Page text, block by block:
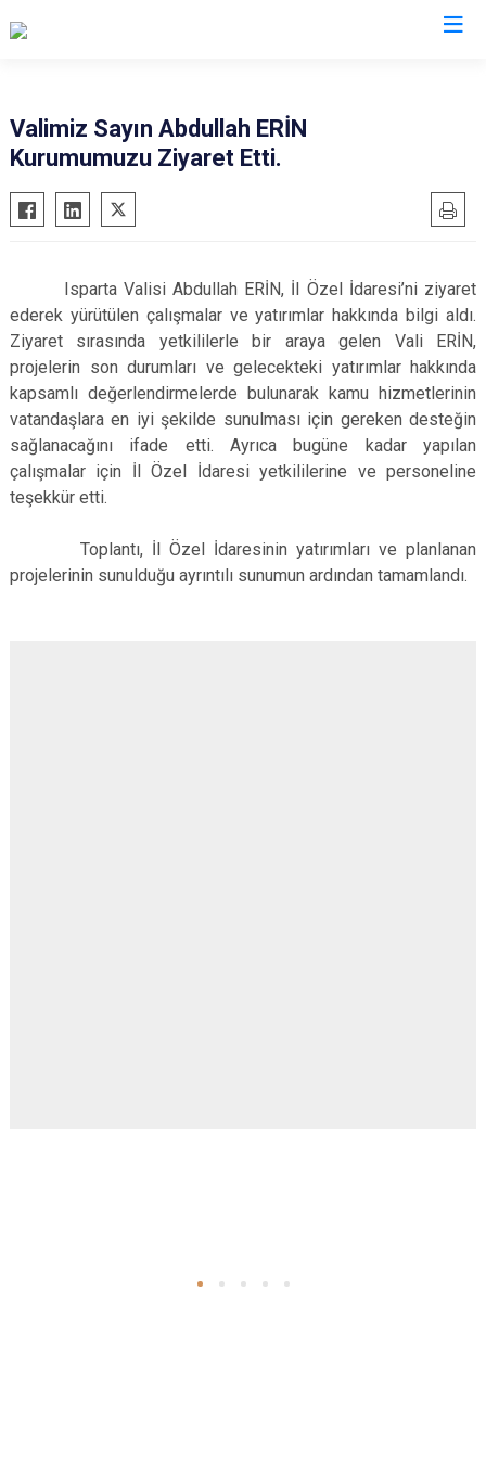
Valimiz Sayın Abdullah ERİN
Kurumumuzu Ziyaret Etti.
Isparta Valisi Abdullah ERİN, İl Özel İdaresi’ni ziyaret
ederek yürütülen çalışmalar ve yatırımlar hakkında bilgi aldı.
Ziyaret sırasında yetkililerle bir araya gelen Vali ERİN,
projelerin son durumları ve gelecekteki yatırımlar hakkında
kapsamlı değerlendirmelerde bulunarak kamu hizmetlerinin
vatandaşlara en iyi şekilde sunulması için gereken desteğin
sağlanacağını ifade etti. Ayrıca bugüne kadar yapılan
çalışmalar için İl Özel İdaresi yetkililerine ve personeline
teşekkür etti.
Toplantı, İl Özel İdaresinin yatırımları ve planlanan
projelerinin sunulduğu ayrıntılı sunumun ardından tamamlandı.